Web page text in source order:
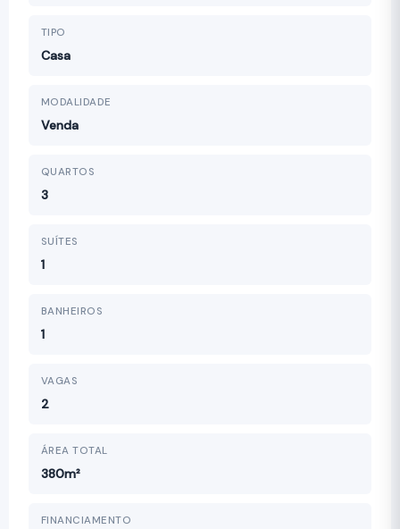
TIPO
Casa
MODALIDADE
Venda
QUARTOS
3
SUÍTES
1
BANHEIROS
1
VAGAS
2
ÁREA TOTAL
380m²
FINANCIAMENTO